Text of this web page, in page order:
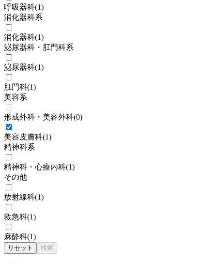
呼吸器科(1)
消化器科系
消化器科(1)
泌尿器科・肛門科系
泌尿器科(1)
肛門科(1)
美容系
形成外科・美容外科(0)
美容皮膚科(1)
精神科系
精神科・心療内科(1)
その他
放射線科(1)
救急科(1)
麻酔科(1)
リセット 検索